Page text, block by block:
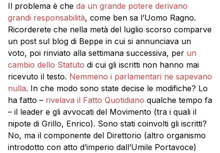
Il problema è che da un grande potere derivano
grandi responsabilità, come ben sa l’Uomo Ragno.
Ricorderete che nella metà del luglio scorso comparve
un post sul blog di Beppe in cui si annunciava un
voto, poi rinviato alla settimana successiva, per un
cambio dello Statuto di cui gli iscritti non hanno mai
ricevuto il testo. Nemmeno i parlamentari ne sapevano
nulla. In che modo sono state decise le modifiche? Lo
ha fatto – rivelava il Fatto Quotidiano qualche tempo fa
– il leader e gli avvocati del Movimento (tra i quali il
nipote di Grillo, Enrico). Sono stati coinvolti gli iscritti?
No, ma il componente del Direttorio (altro organismo
introdotto con atto d’imperio dall’Umile Portavoce)